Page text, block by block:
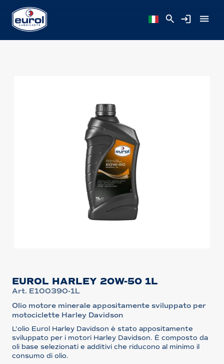
EUROL HARLEY 20W-50 1L
Art. E100390-1L
Olio motore minerale appositamente sviluppato per
motociclette Harley Davidson
L'olio Eurol Harley Davidson è stato appositamente
sviluppato per i motori Harley Davidson. È composto da
oli base selezionati e additivi che riducono al minimo il
consumo di olio.